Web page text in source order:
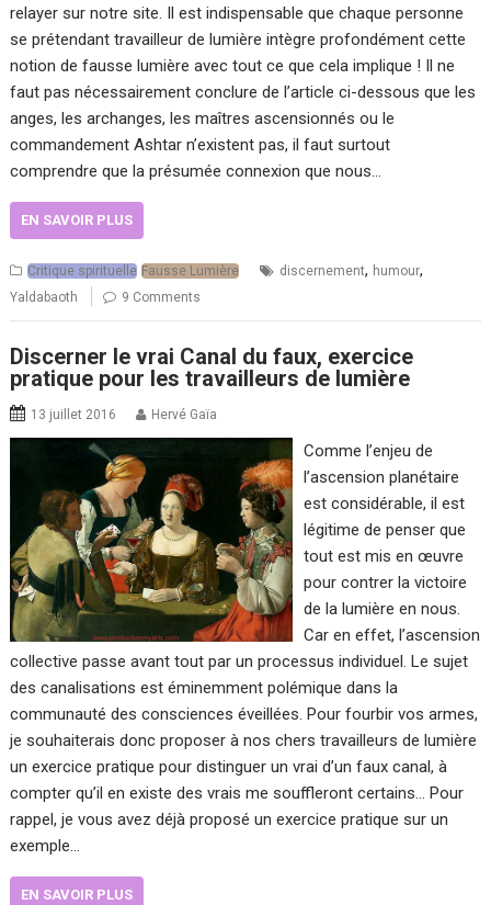
relayer sur notre site. Il est indispensable que chaque personne
se prétendant travailleur de lumière intègre profondément cette
notion de fausse lumière avec tout ce que cela implique ! Il ne
faut pas nécessairement conclure de l’article ci-dessous que les
anges, les archanges, les maîtres ascensionnés ou le
commandement Ashtar n’existent pas, il faut surtout
comprendre que la présumée connexion que nous…
EN SAVOIR PLUS
Critique spirituelle Fausse Lumière discernement, humour,
Yaldabaoth 9 Comments
Discerner le vrai Canal du faux, exercice
pratique pour les travailleurs de lumière
13 juillet 2016 Hervé Gaïa
Comme l’enjeu de
l’ascension planétaire
est considérable, il est
légitime de penser que
tout est mis en œuvre
pour contrer la victoire
de la lumière en nous.
Car en effet, l’ascension
collective passe avant tout par un processus individuel. Le sujet
des canalisations est éminemment polémique dans la
communauté des consciences éveillées. Pour fourbir vos armes,
je souhaiterais donc proposer à nos chers travailleurs de lumière
un exercice pratique pour distinguer un vrai d’un faux canal, à
compter qu’il en existe des vrais me souffleront certains… Pour
rappel, je vous avez déjà proposé un exercice pratique sur un
exemple…
EN SAVOIR PLUS